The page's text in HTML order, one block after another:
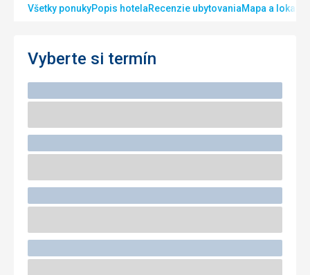
Všetky ponukyPopis hotelaRecenzie ubytovaniaMapa a lokalita
Vyberte si termín